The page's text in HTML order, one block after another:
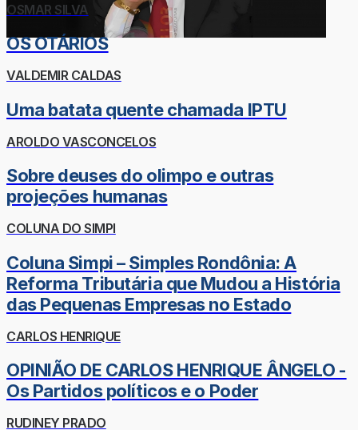
OSMAR SILVA
OS OTÁRIOS
VALDEMIR CALDAS
Uma batata quente chamada IPTU
AROLDO VASCONCELOS
Sobre deuses do olimpo e outras
projeções humanas
COLUNA DO SIMPI
Coluna Simpi – Simples Rondônia: A
Reforma Tributária que Mudou a História
das Pequenas Empresas no Estado
CARLOS HENRIQUE
OPINIÃO DE CARLOS HENRIQUE ÂNGELO -
Os Partidos políticos e o Poder
RUDINEY PRADO